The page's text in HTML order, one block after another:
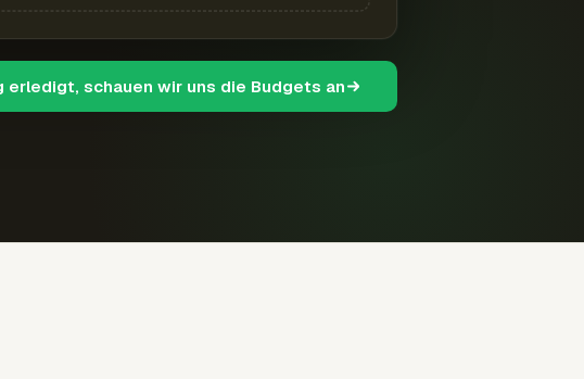
erledigt, schauen wir uns die Budgets an